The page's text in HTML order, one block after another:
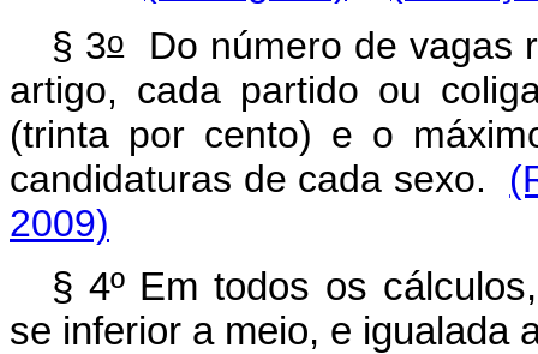
§ 3oDo número de vagas
artigo, cada partido ou
(trinta por cento) e o
candidaturas de cada sexo.
2009)
§ 4º Em todos os
se inferior a meio, e igualada